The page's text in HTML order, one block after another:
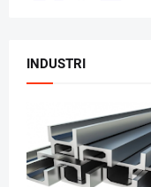
INDUSTRI